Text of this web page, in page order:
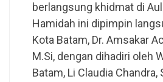
berlangsung khidmat di
Hamidah ini dipimpin
Kota Batam, Dr. Amsakar
M.Si, dengan dihadiri oleh
Batam, Li Claudia Chandra,